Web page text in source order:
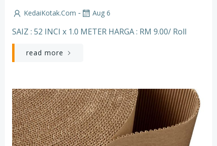
KedaiKotak.com - Aug 6
SAIZ : 52 INCI x 1.0 METER HARGA : RM 9.00/ Roll
read more